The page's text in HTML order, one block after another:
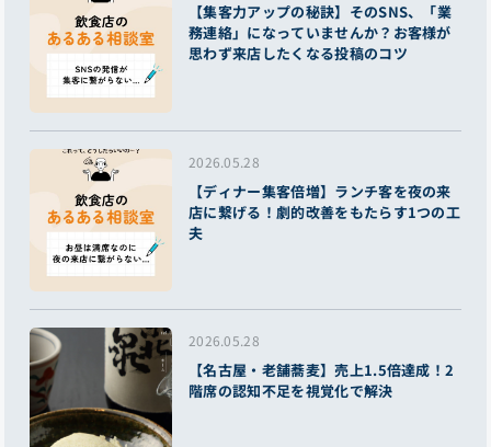
【集客力アップの秘訣】そのSNS、「業
務連絡」になっていませんか？お客様が
思わず来店したくなる投稿のコツ
2026.05.28
【ディナー集客倍増】ランチ客を夜の来
店に繋げる！劇的改善をもたらす1つの工
夫
2026.05.28
【名古屋・老舗蕎麦】売上1.5倍達成！2
階席の認知不足を視覚化で解決